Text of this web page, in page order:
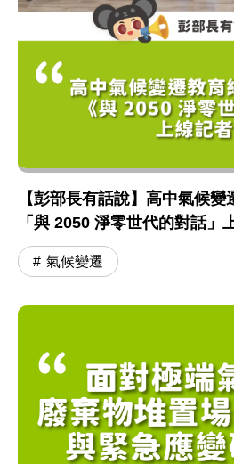
【彭部長有話說】高中氣候
「與 2050 淨零世代的對話」
氣候變遷